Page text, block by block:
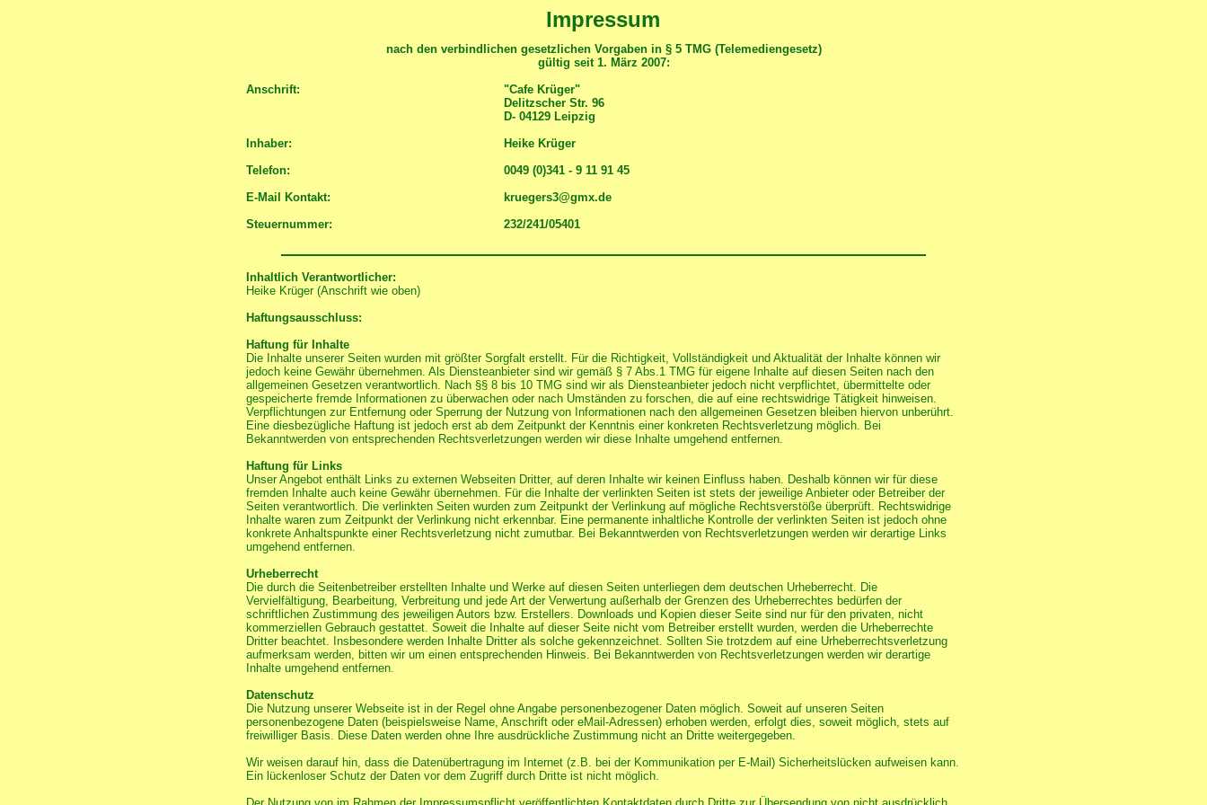
Impressum
nach den verbindlichen gesetzlichen Vorgaben in § 5 TMG (Telemediengesetz)
gültig seit 1. März 2007:
Anschrift:
"Cafe Krüger"
Delitzscher Str. 96
D- 04129 Leipzig
Inhaber:
Heike Krüger
Telefon:
0049 (0)341 - 9 11 91 45
E-Mail Kontakt:
kruegers3@gmx.de
Steuernummer:
232/241/05401
Inhaltlich Verantwortlicher:
Heike Krüger (Anschrift wie oben)
Haftungsausschluss:
Haftung für Inhalte
Die Inhalte unserer Seiten wurden mit größter Sorgfalt erstellt. Für die Richtigkeit, Vollständigkeit und Aktualität der Inhalte können wir
jedoch keine Gewähr übernehmen. Als Diensteanbieter sind wir gemäß § 7 Abs.1 TMG für eigene Inhalte auf diesen Seiten nach den
allgemeinen Gesetzen verantwortlich. Nach §§ 8 bis 10 TMG sind wir als Diensteanbieter jedoch nicht verpflichtet, übermittelte oder
gespeicherte fremde Informationen zu überwachen oder nach Umständen zu forschen, die auf eine rechtswidrige Tätigkeit hinweisen.
Verpflichtungen zur Entfernung oder Sperrung der Nutzung von Informationen nach den allgemeinen Gesetzen bleiben hiervon unberührt.
Eine diesbezügliche Haftung ist jedoch erst ab dem Zeitpunkt der Kenntnis einer konkreten Rechtsverletzung möglich. Bei
Bekanntwerden von entsprechenden Rechtsverletzungen werden wir diese Inhalte umgehend entfernen.
Haftung für Links
Unser Angebot enthält Links zu externen Webseiten Dritter, auf deren Inhalte wir keinen Einfluss haben. Deshalb können wir für diese
fremden Inhalte auch keine Gewähr übernehmen. Für die Inhalte der verlinkten Seiten ist stets der jeweilige Anbieter oder Betreiber der
Seiten verantwortlich. Die verlinkten Seiten wurden zum Zeitpunkt der Verlinkung auf mögliche Rechtsverstöße überprüft. Rechtswidrige
Inhalte waren zum Zeitpunkt der Verlinkung nicht erkennbar. Eine permanente inhaltliche Kontrolle der verlinkten Seiten ist jedoch ohne
konkrete Anhaltspunkte einer Rechtsverletzung nicht zumutbar. Bei Bekanntwerden von Rechtsverletzungen werden wir derartige Links
umgehend entfernen.
Urheberrecht
Die durch die Seitenbetreiber erstellten Inhalte und Werke auf diesen Seiten unterliegen dem deutschen Urheberrecht. Die
Vervielfältigung, Bearbeitung, Verbreitung und jede Art der Verwertung außerhalb der Grenzen des Urheberrechtes bedürfen der
schriftlichen Zustimmung des jeweiligen Autors bzw. Erstellers. Downloads und Kopien dieser Seite sind nur für den privaten, nicht
kommerziellen Gebrauch gestattet. Soweit die Inhalte auf dieser Seite nicht vom Betreiber erstellt wurden, werden die Urheberrechte
Dritter beachtet. Insbesondere werden Inhalte Dritter als solche gekennzeichnet. Sollten Sie trotzdem auf eine Urheberrechtsverletzung
aufmerksam werden, bitten wir um einen entsprechenden Hinweis. Bei Bekanntwerden von Rechtsverletzungen werden wir derartige
Inhalte umgehend entfernen.
Datenschutz
Die Nutzung unserer Webseite ist in der Regel ohne Angabe personenbezogener Daten möglich. Soweit auf unseren Seiten
personenbezogene Daten (beispielsweise Name, Anschrift oder eMail-Adressen) erhoben werden, erfolgt dies, soweit möglich, stets auf
freiwilliger Basis. Diese Daten werden ohne Ihre ausdrückliche Zustimmung nicht an Dritte weitergegeben.
Wir weisen darauf hin, dass die Datenübertragung im Internet (z.B. bei der Kommunikation per E-Mail) Sicherheitslücken aufweisen kann.
Ein lückenloser Schutz der Daten vor dem Zugriff durch Dritte ist nicht möglich.